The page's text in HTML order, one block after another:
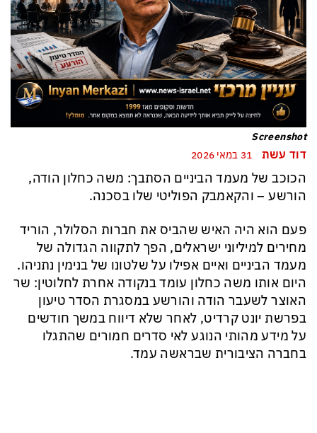
Screenshot
דוד עשת
הכוכב של מעמד הביניים הסתבך: משה כחלון הודה,
הורשע – והקאמבק הפוליטי שלו בסכנה.
פעם הוא היה האיש שהביס את חברות הסלולר, הוריד
מחירים למיליוני ישראלים, הפך לתקווה הגדולה של
מעמד הביניים ואיים אפילו על שלטונו של בנימין נתניהו.
היום אותו משה כחלון עומד בנקודה אחרת לחלוטין: שר
האוצר לשעבר הודה והורשע במסגרת הסדר טיעון
בפרשת יונט קרדיט, לאחר שלא דיווח במשך חודשים
על מידע מהותי הנוגע לאי סדרים חמורים שהתגלו
בחברה הציבורית שבראשה עמד.